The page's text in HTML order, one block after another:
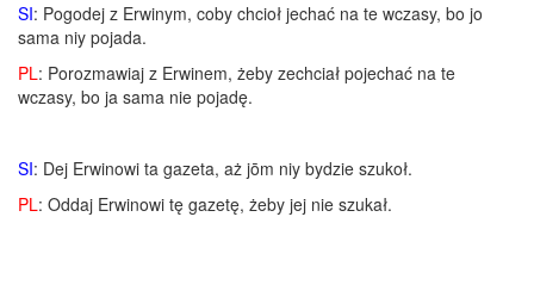
SI: Pogodej z Erwinym, coby chcioł jechać na te wczasy, bo jo
sama niy pojada.
PL: Porozmawiaj z Erwinem, żeby zechciał pojechać na te
wczasy, bo ja sama nie pojadę.
SI: Dej Erwinowi ta gazeta, aż jōm niy bydzie szukoł.
PL: Oddaj Erwinowi tę gazetę, żeby jej nie szukał.